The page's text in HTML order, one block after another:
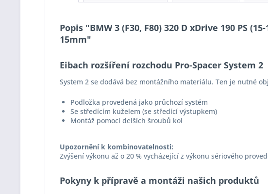
Popis "BMW 3 (F30, F80) 320 D xDrive 190 PS
15mm"
Eibach rozšíření rozchodu Pro-Spacer System 2
System 2 se dodává bez montážního materiálu. Ten je nutné
Podložka provedená jako průchozí systém
Se středícím kuželem (se středící výstupkem)
Montáž pomocí delších šroubů kol
Upozornění k kombinovatelnosti:
Zvýšení výkonu až o 20 % vycházející z výkonu sériového
Pokyny k přípravě a montáži našich produktů